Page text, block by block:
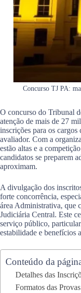
Concurso TJ PA:
O concurso do Tribunal
atenção de mais de 27
inscrições para os
avaliador. Com a
estão altas e a
candidatos se preparem
aproximam.
A divulgação dos
forte concorrência,
área Administrativa, que
Judiciária Central. Este
serviço público,
estabilidade e benefícios
Conteúdo da
Detalhes das
Formatos das